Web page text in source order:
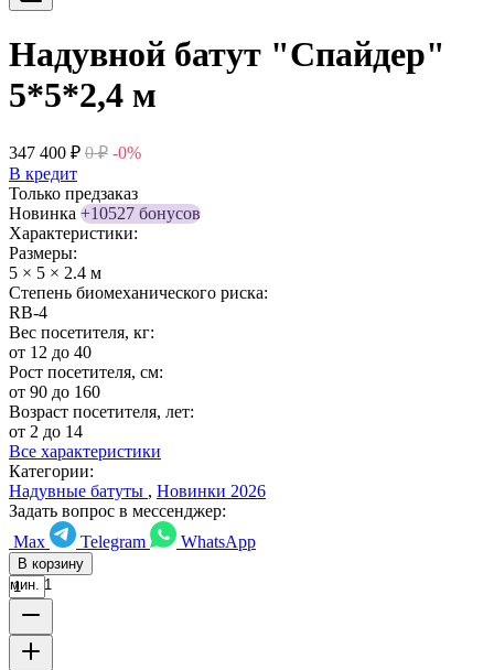
Надувной батут "Спайдер"
5*5*2,4 м
347 400 ₽ 0 ₽ -0%
В кредит
Только предзаказ
Новинка +10527 бонусов
Характеристики:
Размеры:
5 × 5 × 2.4 м
Степень биомеханического риска:
RB-4
Вес посетителя, кг:
от 12 до 40
Рост посетителя, см:
от 90 до 160
Возраст посетителя, лет:
от 2 до 14
Все характеристики
Категории:
Надувные батуты , Новинки 2026
Задать вопрос в мессенджер:
Max
Telegram WhatsApp
В корзину
мин. 1